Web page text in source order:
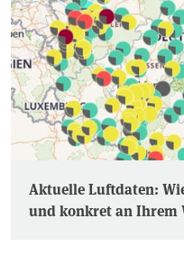
Aktuelle Luftdaten:
und konkret an Ihrem